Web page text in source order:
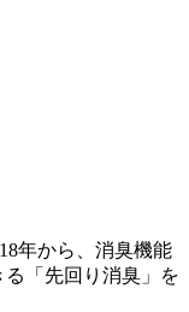
年から、消臭機能
「 先回り消臭 」を